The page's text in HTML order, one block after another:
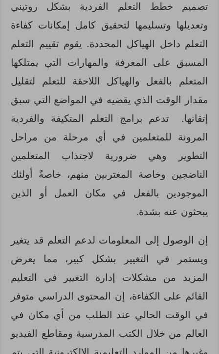
تصميم خطط التعلم الفردية بشكل روتيني
وتعديلها وتسليمها لتحقيق كامل إمكانات كفاءة
التعلم داخل الهياكل المحددة. يقوم تقييم التعلم
المسبق على المعرفة والمهارات التي يمتلكها
المتعلم بالفعل والهياكل اللاحقة للتعلم لتقليل
مقدار الوقت الذي يقضيه في المواضع التي سبق
إتقانها. تدعم برامج التعلم المتكيفة والفردية
المرونة للمتعلمين في أي مرحلة من مراحل
التطوير وهي ضرورية لاجتذاب المتعلمين
الناضجين وخاصة المغتربين منهم، خاصةً أولئك
الموجودين بالفعل في مكان العمل أو الذين
يبحثون عنه بشدة.
إن الوصول إلى المعلومات لدعم التعلم قد يتغير
ويستمر في التغيير بشكل كبير، مما يعرض
المزيد من مشكلات إدارة التغيير في التعليم
القائم على الكفاءة، إن المحتوى الدراسي متوفر
في الوقت الحالي عند الطلب من أي مكان في
العالم من خلال الكتب المدرسية ومقاطع الفيديو